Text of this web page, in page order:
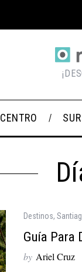
CENTRO SUR
Destinos,
Guía Para
by Ariel Cruz